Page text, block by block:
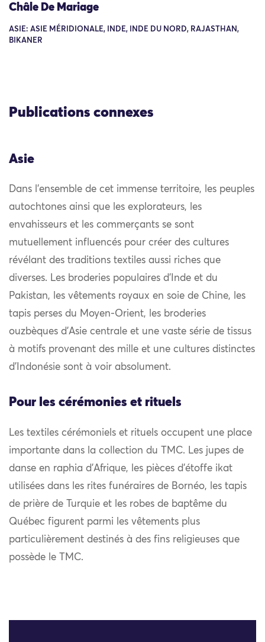
Châle De Mariage
ASIE: ASIE MÉRIDIONALE, INDE, INDE DU NORD, RAJASTHAN,
BIKANER
Publications connexes
Asie
Dans l’ensemble de cet immense territoire, les peuples
autochtones ainsi que les explorateurs, les
envahisseurs et les commerçants se sont
mutuellement influencés pour créer des cultures
révélant des traditions textiles aussi riches que
diverses. Les broderies populaires d’Inde et du
Pakistan, les vêtements royaux en soie de Chine, les
tapis perses du Moyen-Orient, les broderies
ouzbèques d’Asie centrale et une vaste série de tissus
à motifs provenant des mille et une cultures distinctes
d’Indonésie sont à voir absolument.
Pour les cérémonies et rituels
Les textiles cérémoniels et rituels occupent une place
importante dans la collection du TMC. Les jupes de
danse en raphia d’Afrique, les pièces d’étoffe ikat
utilisées dans les rites funéraires de Bornéo, les tapis
de prière de Turquie et les robes de baptême du
Québec figurent parmi les vêtements plus
particulièrement destinés à des fins religieuses que
possède le TMC.